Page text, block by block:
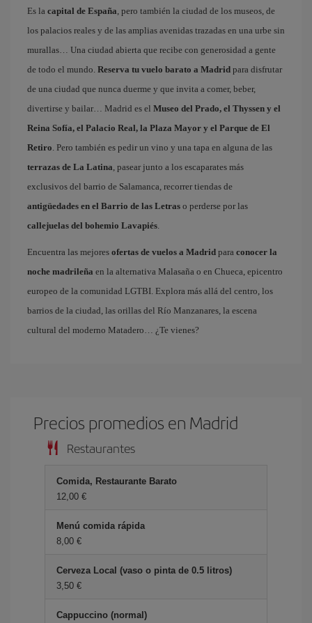
Es la capital de España, pero también la ciudad de los museos, de
los palacios reales y de las amplias avenidas trazadas en una urbe sin
murallas… Una ciudad abierta que recibe con generosidad a gente
de todo el mundo. Reserva tu vuelo barato a Madrid para disfrutar
de una ciudad que nunca duerme y que invita a comer, beber,
divertirse y bailar… Madrid es el Museo del Prado, el Thyssen y el
Reina Sofía, el Palacio Real, la Plaza Mayor y el Parque de El
Retiro. Pero también es pedir un vino y una tapa en alguna de las
terrazas de La Latina, pasear junto a los escaparates más
exclusivos del barrio de Salamanca, recorrer tiendas de
antigüedades en el Barrio de las Letras o perderse por las
callejuelas del bohemio Lavapiés.
Encuentra las mejores ofertas de vuelos a Madrid para conocer la
noche madrileña en la alternativa Malasaña o en Chueca, epicentro
europeo de la comunidad LGTBI. Explora más allá del centro, los
barrios de la ciudad, las orillas del Río Manzanares, la escena
cultural del moderno Matadero… ¿Te vienes?
Precios promedios en Madrid
Restaurantes
Comida, Restaurante Barato
12,00 €
Menú comida rápida
8,00 €
Cerveza Local (vaso o pinta de 0.5 litros)
3,50 €
Cappuccino (normal)